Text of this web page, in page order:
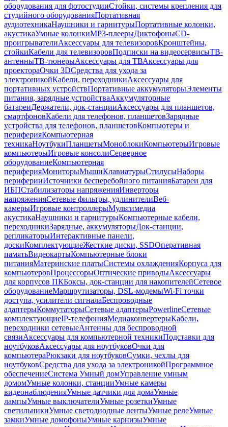
оборудования для фотостудииСтойки, системы крепления для
студийного оборудованияПортативная
аудиотехникаНаушники и гарнитурыПортативные колонки,
акустикаУмные колонкиMP3-плеерыДиктофоныCD-
проигрывателиАксессуары для телевизоровКронштейны,
стойкиКабели для телевизоровПодписки на видеосервисыТВ-
антенныТВ-тюнерыАксессуары для ТВАксессуары для
проектораОчки 3DСредства для ухода за
электроникойКабели, переходникиАксессуары для
портативных устройствПортативные аккумуляторыЭлементы
питания, зарядные устройстваАккумуляторные
батареиДержатели, док-станцииАксессуары для планшетов,
смартфоновКабели для телефонов, планшетовЗарядные
устройства для телефонов, планшетовКомпьютеры и
периферияКомпьютерная
техникаНоутбукиПланшетыМоноблокиКомпьютерыИгровые
компьютерыИгровые консолиСерверное
оборудованиеКомпьютерная
периферияМониторыМышиКлавиатурыСтилусыНаборы
периферииИсточники бесперебойного питанияБатареи для
ИБПСтабилизаторы напряженияИнверторы
напряженияСетевые фильтры, удлинителиВеб-
камерыИгровые контроллерыМультимедиа
акустикаНаушники и гарнитурыКомпьютерные кабели,
переходникиЗарядные, аккумуляторыДок-станции,
репликаторыИнтерактивные панели,
доскиКомплектующиеЖесткие диски, SSDОперативная
памятьВидеокартыКомпьютерные блоки
питанияМатеринские платыСистемы охлажденияКорпуса для
компьютеровПроцессорыОптические приводыАксессуары
для корпусов ПКБоксы, док-станции для накопителейСетевое
оборудованиеМаршрутизаторы, DSL-модемыWi-Fi точки
доступа, усилители сигналаБеспроводные
адаптерыКоммутаторыСетевые адаптерыPowerlineСетевые
комплектующиеIP-телефонияМедиаконвертерыКабели,
переходники сетевыеАнтенны для беспроводной
связиАксессуары для компьютерной техникиПодставки для
ноутбуковАксессуары для ноутбуковОчки для
компьютераРюкзаки для ноутбуковСумки, чехлы для
ноутбуковСредства для ухода за электроникойПрограммное
обеспечениеСистема Умный домУправление умным
домомУмные колонки, станцииУмные камеры
видеонаблюденияУмные датчики для домаУмные
лампыУмные выключателиУмные розеткиУмные
светильникиУмные светодиодные лентыУмные релеУмные
замкиУмные домофоныУмные карнизыУмные